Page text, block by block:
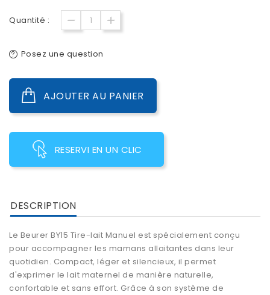
Quantité :
Posez une question
AJOUTER AU PANIER
RESERVI EN UN CLIC
DESCRIPTION
Le Beurer BY15 Tire-lait Manuel est spécialement conçu
pour accompagner les mamans allaitantes dans leur
quotidien. Compact, léger et silencieux, il permet
d'exprimer le lait maternel de manière naturelle,
confortable et sans effort. Grâce à son système de